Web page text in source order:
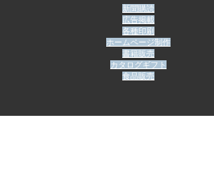
新聞購読
広告掲載
各種印刷
ホームページ制作
書籍販売
カタログギフト
食品販売